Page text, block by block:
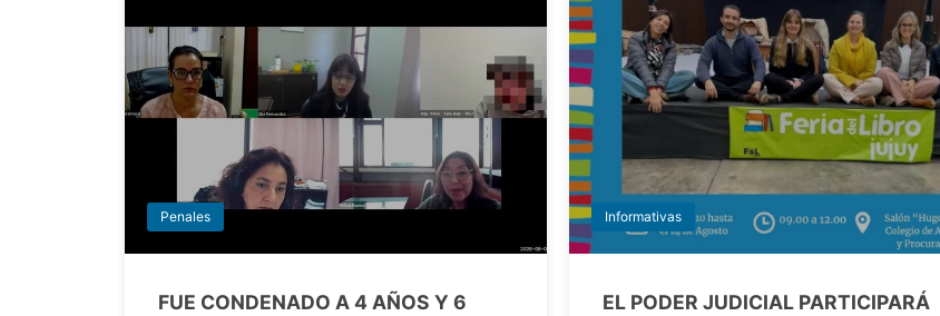
Penales
FUE CONDENADO A 4 AÑOS Y 6
Informativas
EL PODER JUDICIAL PARTICIPARÁ